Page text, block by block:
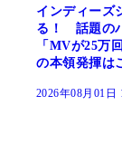
インディーズ
る！ 話題の
「MVが25万
の本領発揮は
2026年08月01日